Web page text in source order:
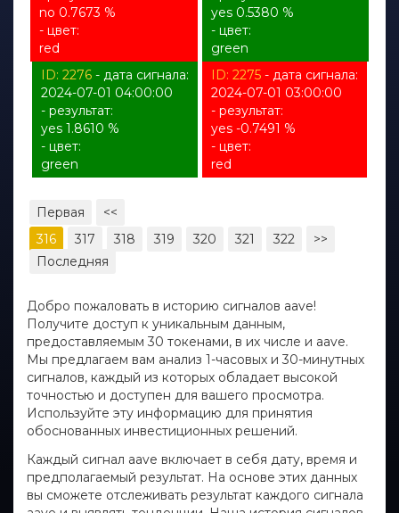
no 0.7673 %
- цвет:
red
yes 0.5380 %
- цвет:
green
ID: 2276- дата сигнала:
2024-07-01 04:00:00
- результат:
yes 1.8610 %
- цвет:
green
ID: 2275 - дата сигнала:
2024-07-01 03:00:00
- результат:
yes -0.7491 %
- цвет:
red
Первая
<<
316
317 318 319 320 321 322
>>
Последняя
Добро пожаловать в историю сигналов aave!
Получите доступ к уникальным данным,
предоставляемым 30 токенами, в их числе и aave.
Мы предлагаем вам анализ 1-часовых и 30-минутных
сигналов, каждый из которых обладает высокой
точностью и доступен для вашего просмотра.
Используйте эту информацию для принятия
обоснованных инвестиционных решений.
Каждый сигнал aave включает в себя дату, время и
предполагаемый результат. На основе этих данных
вы сможете отслеживать результат каждого сигнала